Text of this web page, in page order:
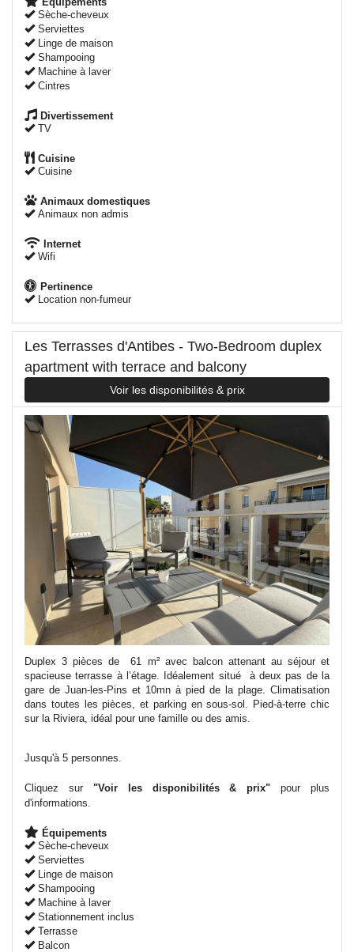
Sèche-cheveux
Serviettes
Linge de maison
Shampooing
Machine à laver
Cintres
Divertissement
TV
Cuisine
Cuisine
Animaux domestiques
Animaux non admis
Internet
Wifi
Pertinence
Location non-fumeur
Les Terrasses d'Antibes - Two-Bedroom duplex
apartment with terrace and balcony
Voir les disponibilités & prix
Duplex 3 pièces de 61 m²avec balcon attenant au séjour et
spacieuse terrasse à l’étage. Idéalement situé à deux pas de la
gare de Juan-les-Pins et 10mn à pied de la plage. Climatisation
dans toutes les pièces, et parking en sous-sol. Pied-à-terre chic
sur la Riviera, idéal pour une famille ou des amis.
Jusqu'à 5 personnes.
Cliquez sur "Voir les disponibilités & prix" pour plus
d'informations.
Équipements
Sèche-cheveux
Serviettes
Linge de maison
Shampooing
Machine à laver
Stationnement inclus
Terrasse
Balcon